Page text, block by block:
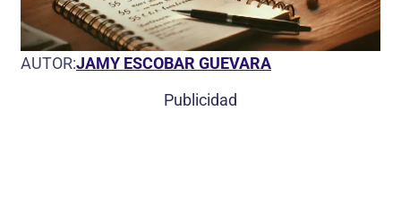
AUTOR:JAMY ESCOBAR GUEVARA
Publicidad